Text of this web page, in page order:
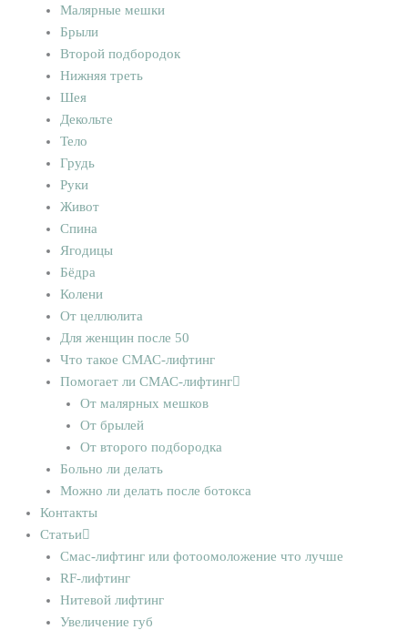
Малярные мешки
Брыли
Второй подбородок
Нижняя треть
Шея
Декольте
Тело
Грудь
Руки
Живот
Спина
Ягодицы
Бёдра
Колени
От целлюлита
Для женщин после 50
Что такое СМАС-лифтинг
Помогает ли СМАС-лифтинг
От малярных мешков
От брылей
От второго подбородка
Больно ли делать
Можно ли делать после ботокса
Контакты
Статьи
Смас-лифтинг или фотоомоложение что лучше
RF-лифтинг
Нитевой лифтинг
Увеличение губ